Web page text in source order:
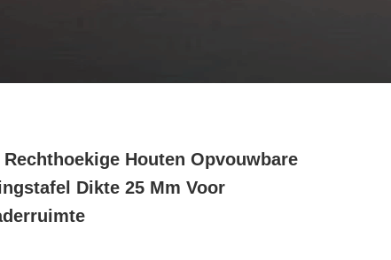
Houten Opvouwbare
Dikte 25 Mm Voor